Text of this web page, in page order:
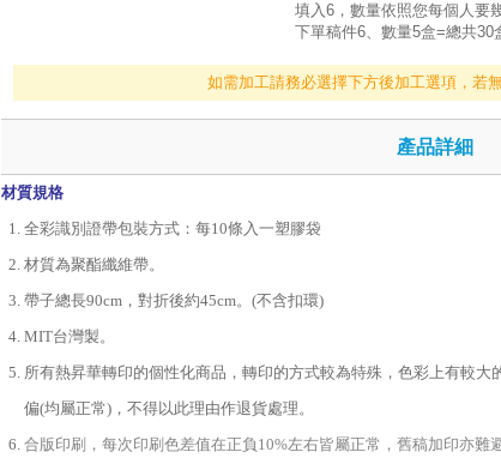
填入6，數量依照您每個人要
下單稿件6、數量5盒=總共30
如需加工請務必選擇下方後加工選項，若
產品詳細
材質規格
全彩識別證帶包裝方式：每10條入一塑膠袋
材質為聚酯纖維帶。
帶子總長90cm，對折後約45cm。(不含扣環)
MIT台灣製。
所有熱昇華轉印的個性化商品，轉印的方式較為特殊，色彩上有較大
偏(均屬正常) ，不得以此理由作退貨處理。
合版印刷，每次印刷色差值在正負10%左右皆屬正常，舊稿加印亦